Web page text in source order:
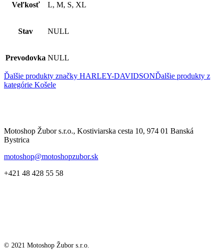
Veľkosť L, M, S, XL
Stav NULL
Prevodovka NULL
Ďalšie produkty značky HARLEY-DAVIDSONĎalšie produkty z
kategórie Košele
Motoshop Žubor s.r.o., Kostiviarska cesta 10, 974 01 Banská
Bystrica
motoshop@motoshopzubor.sk
+421 48 428 55 58
© 2021 Motoshop Žubor s.r.o.